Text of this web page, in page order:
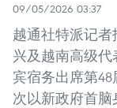
09/05/2026 03:37
越通社特派记
兴及越南高级
宾宿务出席第
次以新政府首